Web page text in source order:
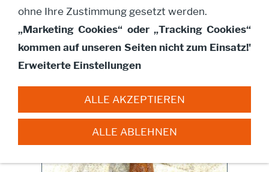
ohne Ihre Zustimmung gesetzt werden.
„Marketing Cookies“ oder „Tracking Cookies“
kommen auf unseren Seiten nicht zum Einsatz!'
Erweiterte Einstellungen
ALLE AKZEPTIEREN
ALLE ABLEHNEN